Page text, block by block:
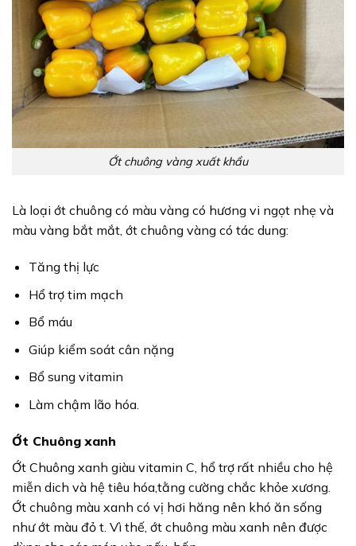
Ớt chuông vàng xuất khẩu
Là loại ớt chuông có màu vàng có hương vi ngọt nhẹ và
màu vàng bắt mắt, ớt chuông vàng có tác dung:
Tăng thị lực
Hổ trợ tim mạch
Bổ máu
Giúp kiểm soát cân nặng
Bổ sung vitamin
Làm chậm lão hóa.
Ớt Chuông xanh
Ớt Chuông xanh giàu vitamin C, hổ trợ rất nhiều cho hệ
miễn dich và hệ tiêu hóa,tằng cường chắc khỏe xương.
Ớt chuông màu xanh có vị hơi hăng nên khó ăn sống
như ớt màu đỏ t. Vì thế, ớt chuông màu xanh nên được